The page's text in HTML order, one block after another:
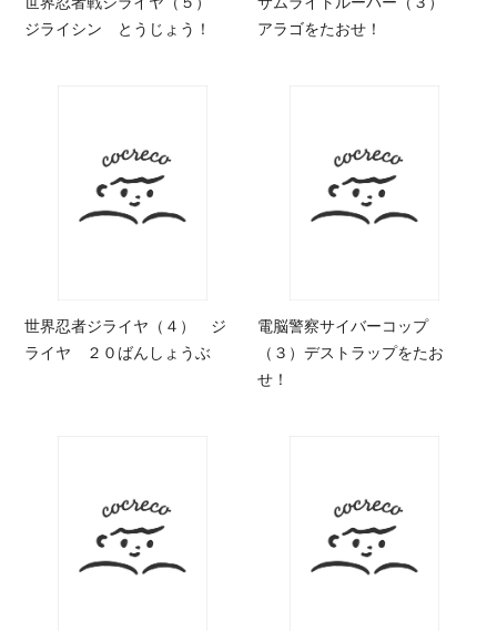
ジライシン とうじょう！
アラゴをたおせ！
世界忍者ジライヤ（４） ジ
ライヤ ２０ばんしょうぶ
電脳警察サイバーコップ
（３）デストラップをたお
せ！